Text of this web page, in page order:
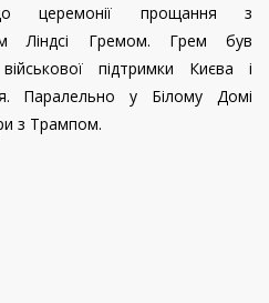
церемонії прощання з
Ліндсі Гремом. Грем був
підтримки Києва і
Паралельно у Білому Домі
з Трампом.